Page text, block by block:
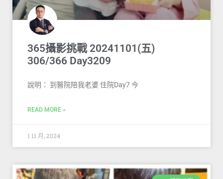
365攝影挑戰 20241101(五)
306/366 Day3209
說明： 到醫院陪我老婆 住院Day7 今
READ MORE »
1 11 月, 2024